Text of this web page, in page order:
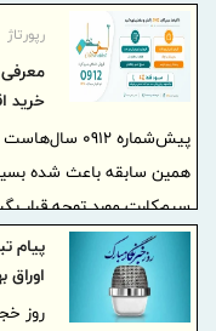
فرش هایتان بیشتر آسیب
مجرب، فرش هایتان نه تنها
تحویل داده خواهند شد.
رپورتاژ
خرید
پیش‌شماره
همین سابقه باعث شده
سیم‌کارت مورد توجه قرار
اساس پیش‌شماره تعیین کرد؛
وضعیت مالکیت و شرایط
هستند.
پیام
اوراق
روز